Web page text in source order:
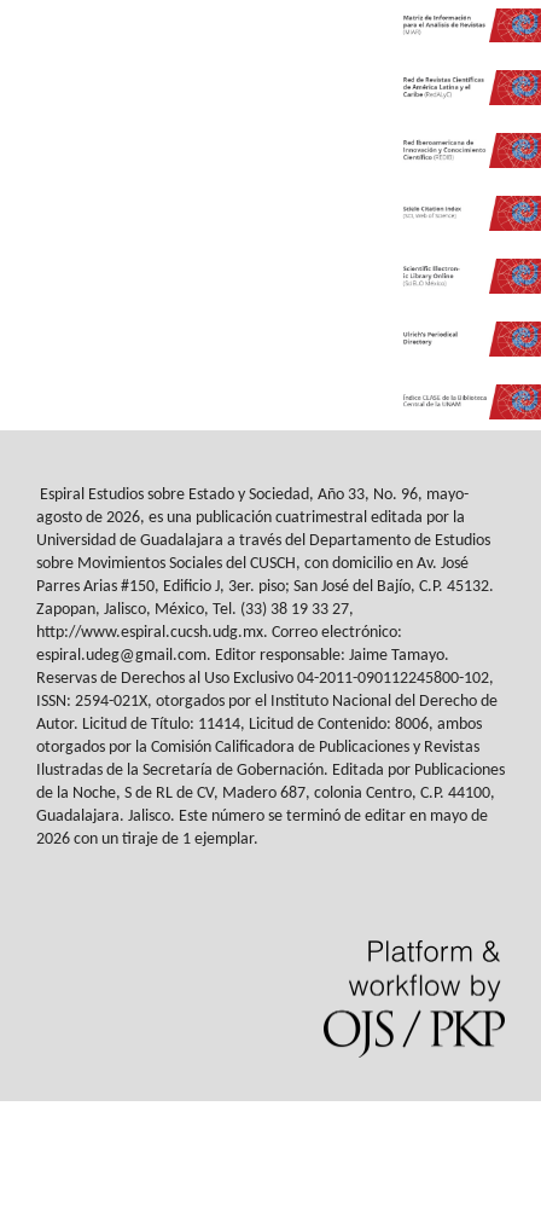
Espiral Estudios sobre Estado y Sociedad, Año 33, No. 96, mayo-
agosto de 2026, es una publicación cuatrimestral editada por la
Universidad de Guadalajara a través del Departamento de Estudios
sobre Movimientos Sociales del CUSCH , con domicilio en Av. José
Parres Arias #150, Edificio J, 3er. piso; San José del Bajío, C.P. 45132.
Zapopan, Jalisco, México, Tel. (33) 38 19 33 27,
http://www.espiral.cucsh.udg.mx. Correo electrónico:
espiral.udeg@gmail.com. Editor responsable: Jaime Tamayo.
Reservas de Derechos al Uso Exclusivo 04-2011-090112245800-102,
ISSN: 2594-021X, otorgados por el Instituto Nacional del Derecho de
Autor. Licitud de Título: 11414, Licitud de Contenido: 8006, ambos
otorgados por la Comisión Calificadora de Publicaciones y Revistas
Ilustradas de la Secretaría de Gobernación. Editada por Publicaciones
de la Noche, S de RL de CV, Madero 687, colonia Centro, C.P. 44100,
Guadalajara. Jalisco. Este número se terminó de editar en mayo de
2026 con un tiraje de 1 ejemplar.